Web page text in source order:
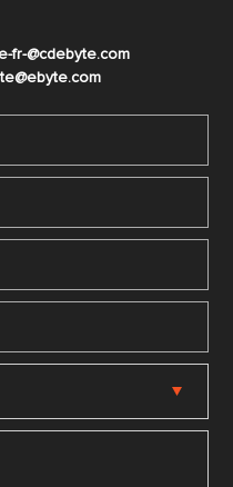
fr-@cdebyte.com
@ebyte.com